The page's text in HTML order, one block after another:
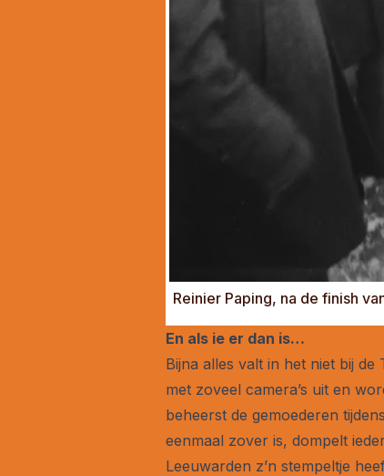
Reinier Paping, na de finish
En als ie er dan is…
Bijna alles valt in het niet bij
met zoveel camera’s uit en
beheerst de gemoederen
eenmaal zover is, dompelt
Leeuwarden z’n stempeltje